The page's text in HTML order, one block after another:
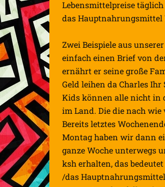
Lebensmittelpreise täglich
das Hauptnahrungsmittel
Zwei Beispiele aus
einfach einen Brief von
ernährt er seine große
Geld leihen da Charles
Kids können alle nicht in
im Land. Die die nach
Bereits letztes
Montag haben wir dann
ganze Woche unterwegs
ksh erhalten, das
/das